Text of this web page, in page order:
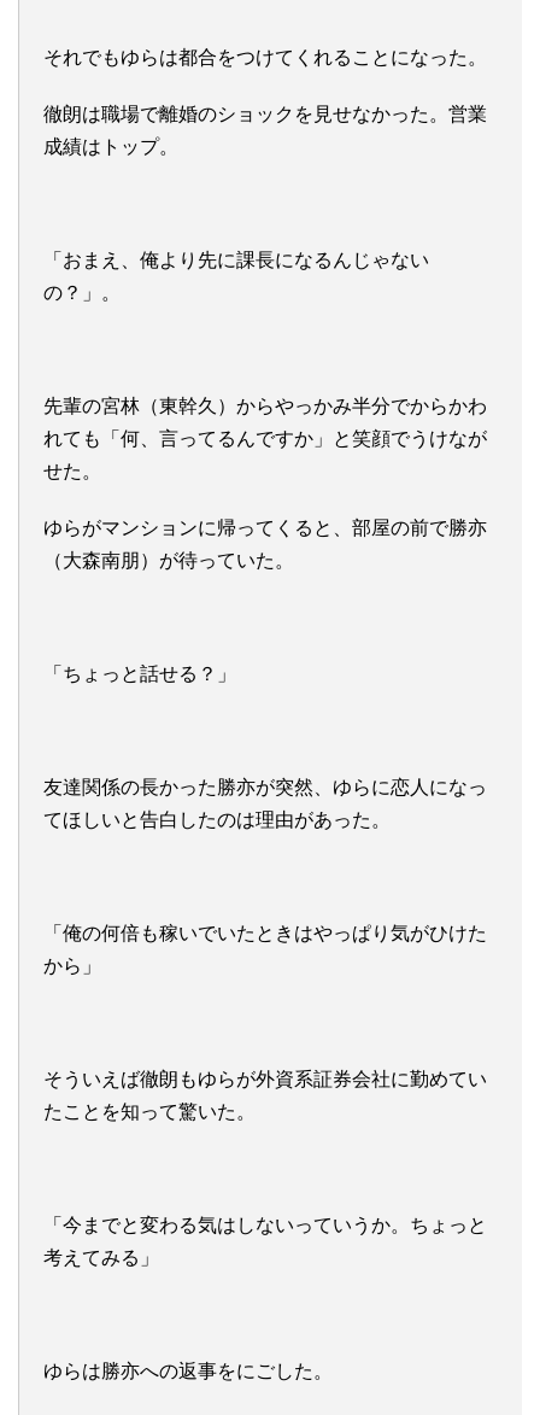
それでもゆらは都合をつけてくれることになった。
徹朗は職場で離婚のショックを見せなかった。営業
成績はトップ。
「おまえ、俺より先に課長になるんじゃない
の？」。
先輩の宮林（東幹久）からやっかみ半分でからかわ
れても「何、言ってるんですか」と笑顔でうけなが
せた。
ゆらがマンションに帰ってくると、部屋の前で勝亦
（大森南朋）が待っていた。
「ちょっと話せる？」
友達関係の長かった勝亦が突然、ゆらに恋人になっ
てほしいと告白したのは理由があった。
「俺の何倍も稼いでいたときはやっぱり気がひけた
から」
そういえば徹朗もゆらが外資系証券会社に勤めてい
たことを知って驚いた。
「今までと変わる気はしないっていうか。ちょっと
考えてみる」
ゆらは勝亦への返事をにごした。